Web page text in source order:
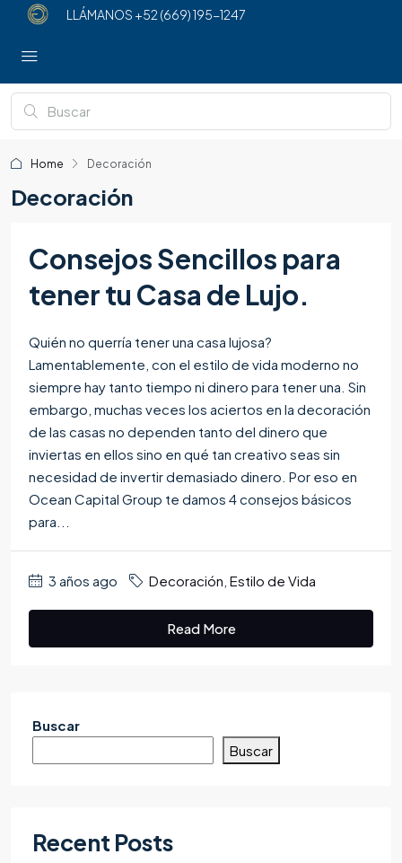
LLÁMANOS +52 (669) 195-1247
Home Decoración
Decoración
Consejos Sencillos para
tener tu Casa de Lujo.
Quién no querría tener una casa lujosa?
Lamentablemente, con el estilo de vida moderno no
siempre hay tanto tiempo ni dinero para tener una. Sin
embargo, muchas veces los aciertos en la decoración
de las casas no dependen tanto del dinero que
inviertas en ellos sino en qué tan creativo seas sin
necesidad de invertir demasiado dinero. Por eso en
Ocean Capital Group te damos 4 consejos básicos
para...
3 años ago Decoración Estilo de Vida
Read More
Buscar
Buscar
Recent Posts